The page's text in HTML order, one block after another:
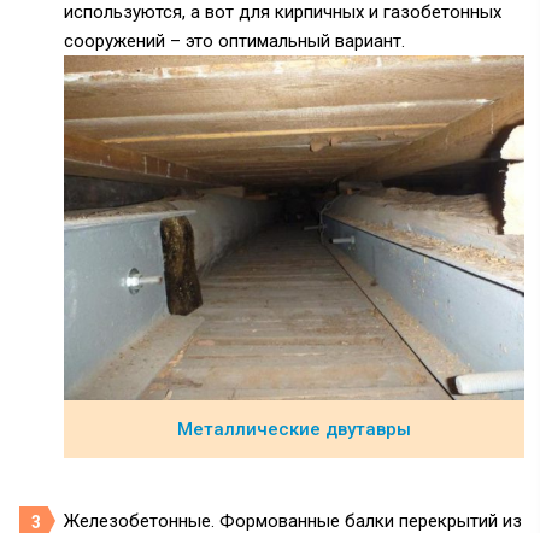
используются, а вот для кирпичных и газобетонных
сооружений – это оптимальный вариант.
Металлические двутавры
Железобетонные. Формованные балки перекрытий из